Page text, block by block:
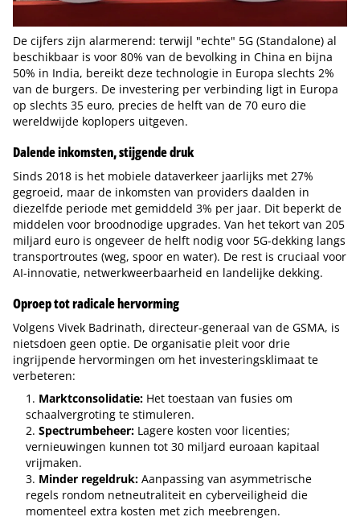
De cijfers zijn alarmerend: terwijl "echte" 5G (Standalone) al
beschikbaar is voor 80% van de bevolking in China en bijna
50% in India, bereikt deze technologie in Europa slechts 2%
van de burgers. De investering per verbinding ligt in Europa
op slechts 35 euro, precies de helft van de 70 euro die
wereldwijde koplopers uitgeven.
Dalende inkomsten, stijgende druk
Sinds 2018 is het mobiele dataverkeer jaarlijks met 27%
gegroeid, maar de inkomsten van providers daalden in
diezelfde periode met gemiddeld 3% per jaar. Dit beperkt de
middelen voor broodnodige upgrades. Van het tekort van 205
miljard euro is ongeveer de helft nodig voor 5G-dekking langs
transportroutes (weg, spoor en water). De rest is cruciaal voor
AI-innovatie, netwerkweerbaarheid en landelijke dekking.
Oproep tot radicale hervorming
Volgens Vivek Badrinath, directeur-generaal van de GSMA, is
nietsdoen geen optie. De organisatie pleit voor drie
ingrijpende hervormingen om het investeringsklimaat te
verbeteren:
Marktconsolidatie: Het toestaan van fusies om
schaalvergroting te stimuleren.
Spectrumbeheer: Lagere kosten voor licenties;
vernieuwingen kunnen tot 30 miljard euroaan kapitaal
vrijmaken.
Minder regeldruk: Aanpassing van asymmetrische
regels rondom netneutraliteit en cyberveiligheid die
momenteel extra kosten met zich meebrengen.